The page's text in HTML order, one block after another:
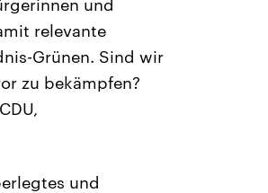
und
relevante
Grünen. Sind wir
zu bekämpfen?
und